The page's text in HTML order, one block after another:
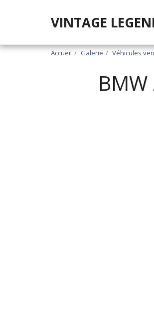
VINTAGE
Accueil Galerie Véhicules
BMW